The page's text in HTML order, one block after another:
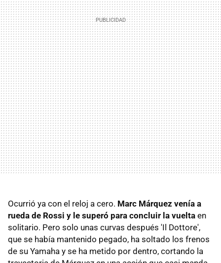
Ocurrió ya con el reloj a cero. Marc Márquez venía a
rueda de Rossi y le superó para concluir la vuelta en
solitario. Pero solo unas curvas después 'Il Dottore',
que se había mantenido pegado, ha soltado los frenos
de su Yamaha y se ha metido por dentro, cortando la